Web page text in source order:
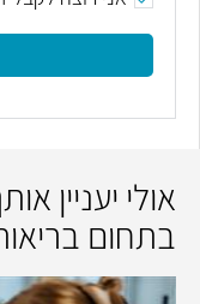
אולי יעניין
בתחום